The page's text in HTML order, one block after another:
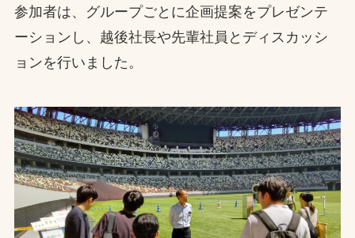
参加者は、グループごとに企画提案をプレゼンテ
ーションし、越後社長や先輩社員とディスカッシ
ョンを行いました。